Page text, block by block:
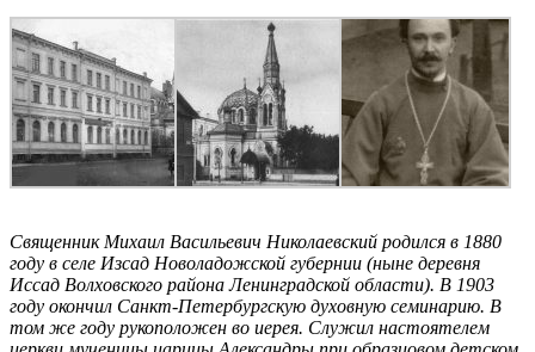
Священник Михаил Васильевич Николаевский родился в 1880
году в селе Изсад Новоладожской губернии (ныне деревня
Иссад Волховского района Ленинградской области). В 1903
году окончил Санкт-Петербургскую духовную семинарию. В
том же году рукоположен во иерея. Служил настоятелем